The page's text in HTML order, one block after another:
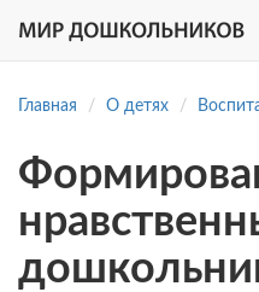
Главная О детях